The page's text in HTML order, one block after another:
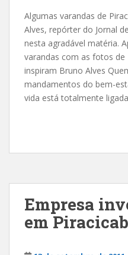
Algumas varandas de
Alves, repórter do Jornal
nesta agradável matéria.
varandas com as fotos de
inspiram Bruno Alves
mandamentos do bem-
vida está totalmente
Empresa
em